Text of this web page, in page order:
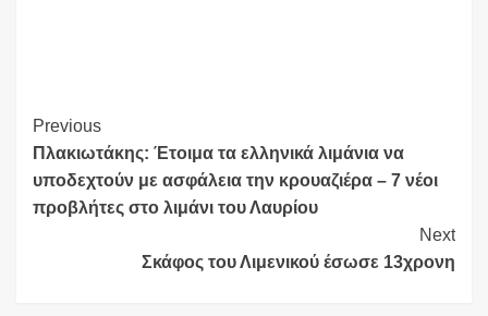
Continue
Reading
Previous
Πλακιωτάκης: Έτοιμα τα ελληνικά λιμάνια να
υποδεχτούν με ασφάλεια την κρουαζιέρα – 7 νέοι
προβλήτες στο λιμάνι του Λαυρίου
Next
Σκάφος του Λιμενικού έσωσε 13χρονη